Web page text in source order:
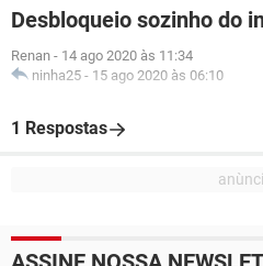
Desbloqueio sozinho do
Renan - 14 ago 2020 às 11:34
ninha25 - 15 ago 2020 às 06:10
1 Respostas